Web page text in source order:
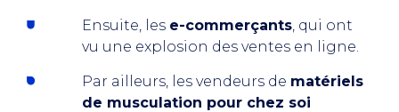
Ensuite, les e-commerçants, qui ont
vu une explosion des ventes en ligne.
Par ailleurs, les vendeurs de matériels
de musculation pour chez soi